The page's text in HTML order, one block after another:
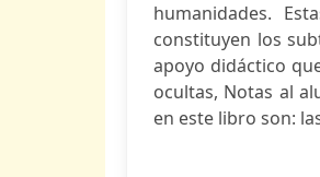
humanidades.
constituyen los
apoyo didáctico
ocultas, Notas al
en este libro son: